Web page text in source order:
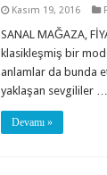
Kasım 19, 2016
SANAL MAĞAZA,
klasikleşmiş bir
anlamlar da bunda
yaklaşan sevgililer …
Devamı »